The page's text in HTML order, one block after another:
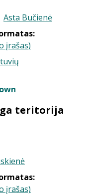
Asta Bučienė
įrašas)
teritorija
įrašas)